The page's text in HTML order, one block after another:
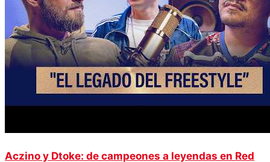
Aczino y Dtoke: de campeones a leyendas en Red